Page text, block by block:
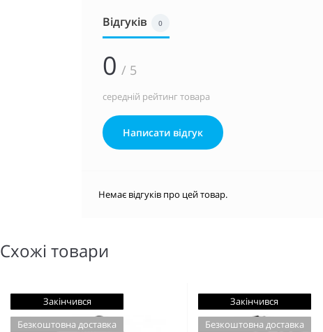
Відгуків 0
0 / 5
середній рейтинг товара
Написати відгук
Немає відгуків про цей товар.
Схожі товари
Закінчився
Безкоштовна доставка
Закінчився
Безкоштовна доставка